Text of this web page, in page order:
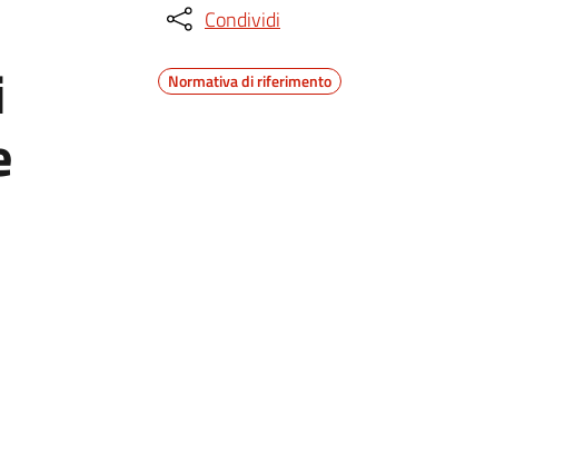
Condividi
Normativa di riferimento